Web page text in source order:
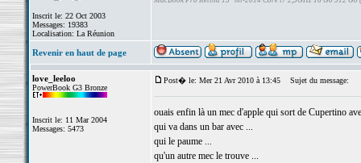
Inscrit le: 22 Oct 2003
Messages: 19383
Localisation: La Réunion
Revenir en haut de page
love_leeloo
PowerBook G3 Bronze
Inscrit le: 11 Mar 2004
Messages: 5473
Post� le: Mer 21 Avr 2010 à 13:45 Sujet du message:
ouais enfin là un mec d'apple qui sort de Cupertino
qui va dans un bar avec ...
qui le paume ...
qu'un autre mec le trouve ...